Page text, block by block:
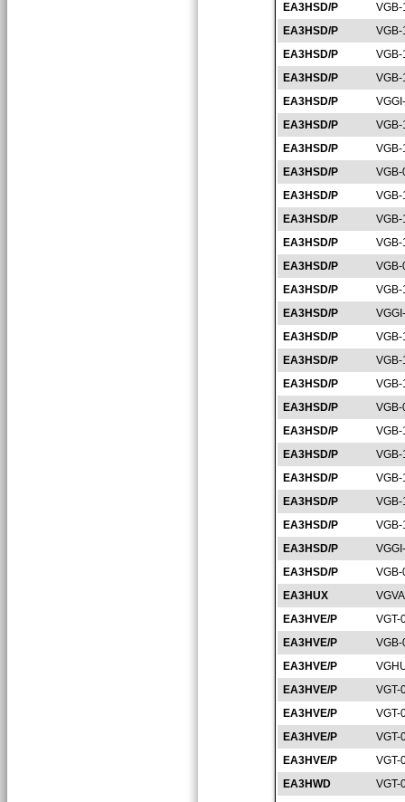
EA3HSD/P
EA3HSD/P
EA3HSD/P
EA3HSD/P
EA3HSD/P
EA3HSD/P
EA3HSD/P
EA3HSD/P
EA3HSD/P
EA3HSD/P
EA3HSD/P
EA3HSD/P
EA3HSD/P
EA3HSD/P
EA3HSD/P
VGB-
EA3HSD/P
EA3HSD/P
EA3HSD/P
EA3HSD/P
VGB-
EA3HSD/P
EA3HSD/P
EA3HSD/P
EA3HSD/P
EA3HSD/P
EA3HSD/P
EA3HUX
EA3HVE/P
VGT-
EA3HVE/P
EA3HVE/P
EA3HVE/P
VGT-
EA3HVE/P
VGT-
EA3HVE/P
VGT-
EA3HVE/P
VGT-
EA3HWD
VGT-